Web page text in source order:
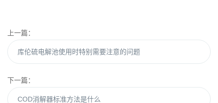
上一篇：
库伦硫电解池使用时特别需要注意的问题
下一篇：
COD消解器标准方法是什么